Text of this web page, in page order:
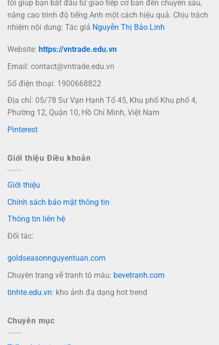
tôi giúp bạn bắt đầu từ giao tiếp cơ bản đến chuyên sâu,
nâng cao trình độ tiếng Anh một cách hiệu quả. Chịu trách
nhiệm nội dung: Tác giả Nguyễn Thị Bảo Linh
Website: https://vntrade.edu.vn
Email: contact@vntrade.edu.vn
Số điện thoại: 1900668822
Địa chỉ: 05/78 Sư Vạn Hạnh Tổ 45, Khu phố Khu phố 4,
Phường 12, Quận 10, Hồ Chí Minh, Việt Nam
Pinterest
Giới thiệu Điều khoản
Giới thiệu
Chính sách bảo mật thông tin
Thông tin liên hệ
Đối tác:
goldseasonnguyentuan.com
Chuyên trang vẽ tranh tô màu: bevetranh.com
tinhte.edu.vn: kho ảnh đa dạng hot trend
Chuyên mục